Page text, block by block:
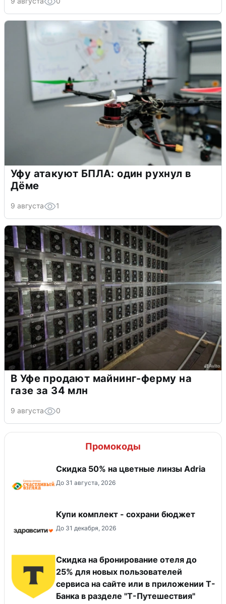
Уфу атакуют БПЛА: один рухнул в
Дёме
9 августа 1
В Уфе продают майнинг-ферму на
газе за 34 млн
9 августа 0
Промокоды
Скидка 50% на цветные линзы Adria
До 31 августа, 2026
Купи комплект - сохрани бюджет
До 31 декабря, 2026
Скидка на бронирование отеля до
25% для новых пользователей
сервиса на сайте или в приложении Т-
Банка в разделе "Т-Путешествия"